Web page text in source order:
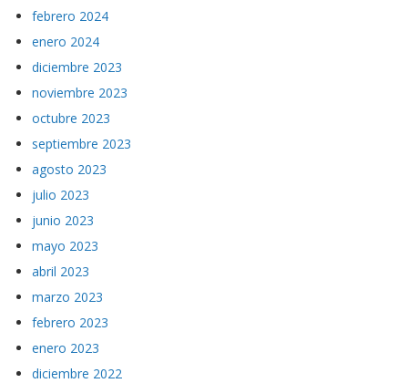
febrero 2024
enero 2024
diciembre 2023
noviembre 2023
octubre 2023
septiembre 2023
agosto 2023
julio 2023
junio 2023
mayo 2023
abril 2023
marzo 2023
febrero 2023
enero 2023
diciembre 2022